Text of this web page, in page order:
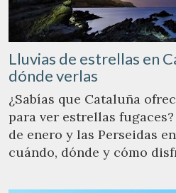
Lluvias de estrellas en
dónde verlas
¿Sabías que Cataluña
para ver estrellas
de enero y las Perseidas
cuándo, dónde y cómo